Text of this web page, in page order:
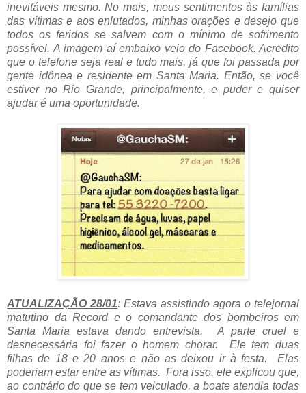
inevitáveis mesmo. No mais, meus sentimentos às famílias
das vítimas e aos enlutados, minhas orações e desejo que
todos os feridos se salvem com o mínimo de sofrimento
possível. A imagem aí embaixo veio do Facebook. Acredito
que o telefone seja real e tudo mais, já que foi passada por
gente idônea e residente em Santa Maria. Então, se você
estiver no Rio Grande, principalmente, e puder e quiser
ajudar é uma oportunidade.
ATUALIZAÇÃO 28/01: Estava assistindo agora o telejornal
matutino da Record e o comandante dos bombeiros em
Santa Maria estava dando entrevista. A parte cruel e
desnecessária foi fazer o homem chorar. Ele tem duas
filhas de 18 e 20 anos e não as deixou ir à festa. Elas
poderiam estar entre as vítimas. Fora isso, ele explicou que,
ao contrário do que se tem veiculado, a boate atendia todas